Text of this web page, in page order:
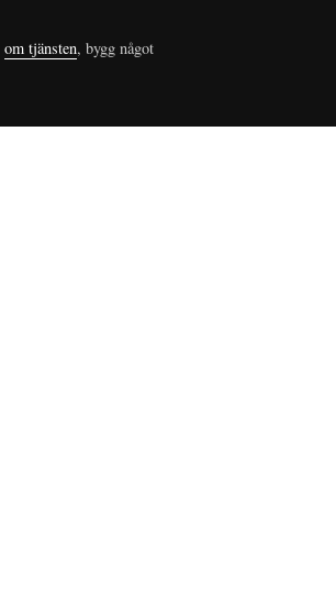
om tjänsten, bygg något